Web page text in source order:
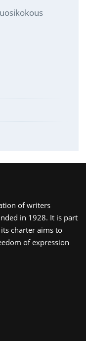
of writers
in 1928. It is part
charter aims to
of expression